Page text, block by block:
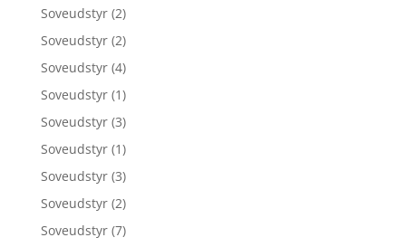
Soveudstyr (2)
Soveudstyr (2)
Soveudstyr (4)
Soveudstyr (1)
Soveudstyr (3)
Soveudstyr (1)
Soveudstyr (3)
Soveudstyr (2)
Soveudstyr (7)